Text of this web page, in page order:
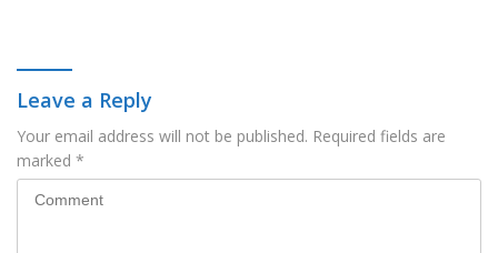
Leave a Reply
Your email address will not be published. Required fields are
marked *